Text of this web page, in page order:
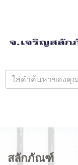
สลักภัณฑ์